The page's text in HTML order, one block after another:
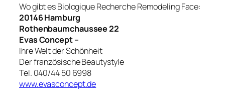
Wo gibt es Biologique Recherche Remodeling Face:
20146 Hamburg
Rothenbaumchaussee 22
Evas Concept –
Ihre Welt der Schönheit
Der französische Beautystyle
Tel. 040/44 50 6998
www.evasconcept.de